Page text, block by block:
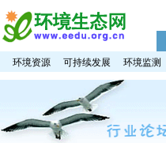
环境资源 可持续发展 环境监测